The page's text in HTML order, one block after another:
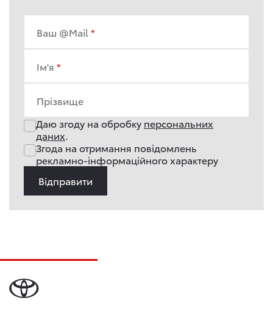
Ваш @Mail
Ім'я
Прізвище
Даю згоду на обробку персональних
даних.
Згода на отримання повідомлень
рекламно-інформаційного характеру
Відправити